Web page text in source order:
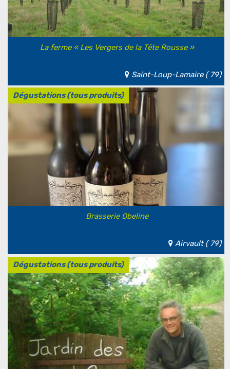
La ferme « Les Vergers de la Tête Rousse »
Saint-Loup-Lamaire ( 79)
Dégustations (tous produits)
Brasserie Obeline
Airvault ( 79)
Dégustations (tous produits)